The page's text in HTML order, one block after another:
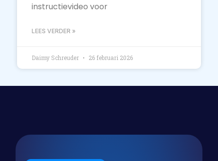
instructievideo voor
LEES VERDER »
Daimy Schreuder 26 februari 2026